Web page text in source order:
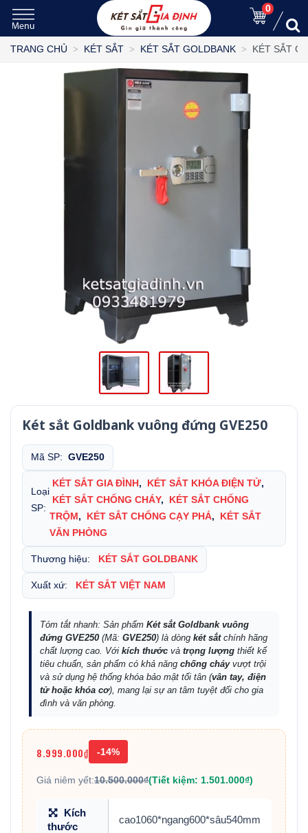
0
TRANG CHỦ KÉT SẮT KÉT SẮT GOLDBANK KÉT SẮT
Két sắt Goldbank vuông đứng GVE250
Mã SP: GVE250
Loại
SP:
KÉT SẮT GIA ĐÌNH , KÉT SẮT KHÓA ĐIỆN TỬ,
KÉT SẮT CHỐNG CHÁY,
KÉT SẮT CHỐNG
TRỘM , KÉT SẮT CHỐNG CẠY PHÁ,
KÉT SẮT
VĂN PHÒNG
Thương hiệu: KÉT SẮT GOLDBANK
Xuất xứ: KÉT SẮT VIỆT NAM
Tóm tắt nhanh: Sản phẩm Két sắt Goldbank vuông
đứng GVE250 (Mã: GVE250) là dòng két sắtchính hãng
chất lượng cao. Với kích thước và trọng lượng thiết kế
tiêu chuẩn, sản phẩm có khả năng chống cháyvượt trội
và sử dụng hệ thống khóa bảo mật tối tân (vân tay, điện
tử hoặc khóa cơ), mang lại sự an tâm tuyệt đối cho gia
đình và văn phòng.
8.999.000₫ -14%
Giá niêm yết:10.500.000₫(Tiết kiệm: 1.501.000₫)
Kích
thước
cao1060*ngang600*sâu540mm